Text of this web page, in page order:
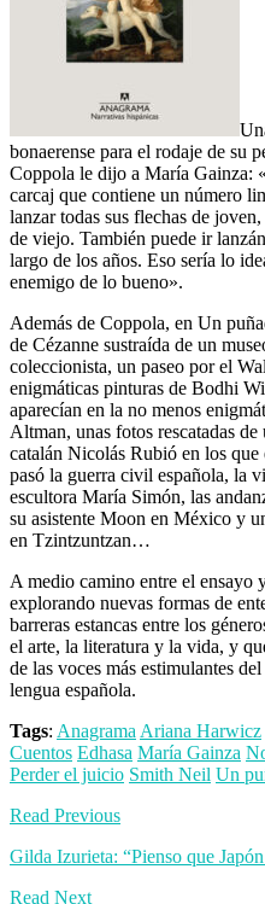
bonaerense para el rodaje de su
Coppola le dijo a María Gainza:
carcaj que contiene un número
lanzar todas sus flechas de
de viejo. También puede ir
largo de los años. Eso sería lo
enemigo de lo bueno».
Además de Coppola, en Un
de Cézanne sustraída de un
coleccionista, un paseo por el
enigmáticas pinturas de Bodhi
aparecían en la no menos
Altman, unas fotos rescatadas
catalán Nicolás Rubió en los
pasó la guerra civil española, la
escultora María Simón, las
su asistente Moon en México y
en Tzintzuntzan…
A medio camino entre el ensayo
explorando nuevas formas de
barreras estancas entre los
el arte, la literatura y la vida, y
de las voces más estimulantes
lengua española.
Tags: Anagrama Ariana Harwicz
Cuentos Edhasa María Gainza
Perder el juicio Smith Neil Un
Read Previous
Gilda Izurieta: “Pienso que
Read Next